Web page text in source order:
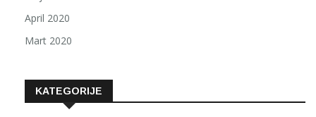
April 2020
Mart 2020
KATEGORIJE